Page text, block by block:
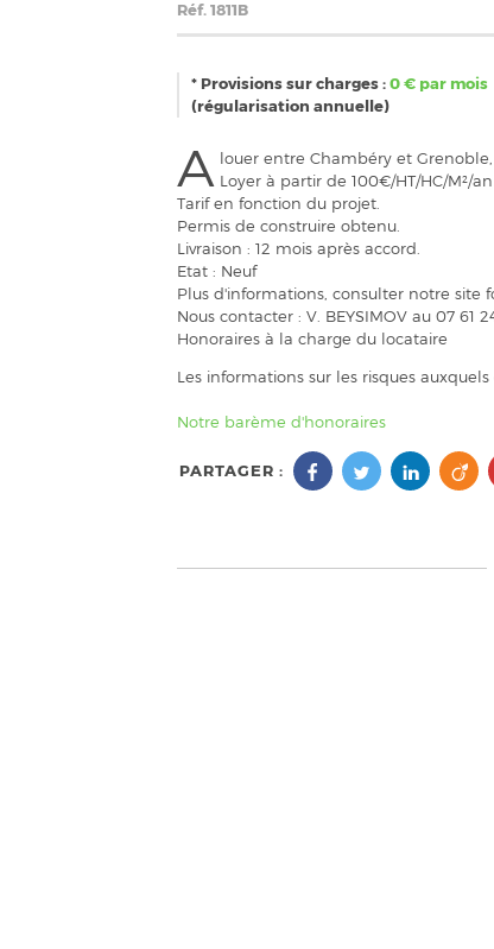
Réf.1811B
* Provisions sur charges :0€ par mois
(régularisation annuelle)
A louer entre Chambéry et
Loyer à partir de 100€/HT/HC/M²/
Tarif en fonction du projet.
Permis de construire obtenu.
Livraison : 12 mois après accord.
Etat : Neuf
Plus d'informations, consulter notre site
Nous contacter : V. BEYSIMOV au 07 61
Honoraires à la charge du locataire
Les informations sur les risques
Notre barème d'honoraires
PARTAGER :